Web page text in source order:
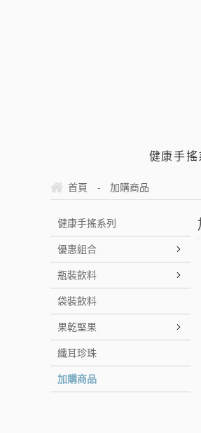
健康手搖
首頁 - 加購商品
健康手搖系列
優惠組合
瓶裝飲料
袋裝飲料
果乾堅果
纖耳珍珠
加購商品